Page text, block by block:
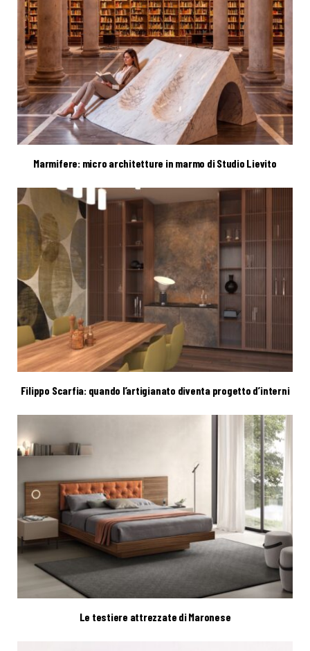
Marmifere: micro architetture in marmo di Studio Lievito
Filippo Scarfia: quando l’artigianato diventa progetto d’interni
Le testiere attrezzate di Maronese